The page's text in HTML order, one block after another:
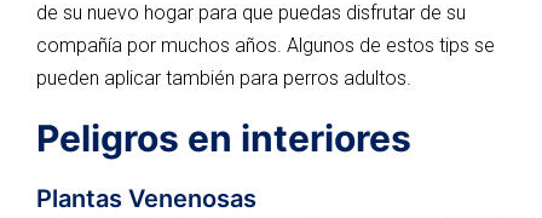
de su nuevo hogar para que puedas disfrutar de su
compañía por muchos años. Algunos de estos tips se
pueden aplicar también para perros adultos.
Peligros en interiores
Plantas Venenosas